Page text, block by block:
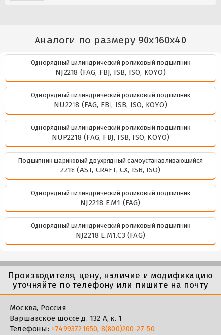
Аналоги по размеру 90x160x40
Однорядный цилиндрический роликовый подшипник
NJ2218 (FAG, FBJ, ISB, ISO, KOYO)
Однорядный цилиндрический роликовый подшипник
NU2218 (FAG, FBJ, ISB, ISO, KOYO)
Однорядный цилиндрический роликовый подшипник
NUP2218 (FAG, FBJ, ISB, ISO, KOYO)
Подшипник шариковый двухрядный самоустанавливающийся
2218 (AST, CRAFT, CX, ISB, ISO)
Однорядный цилиндрический роликовый подшипник
NJ2218 E.M1 (FAG)
Однорядный цилиндрический роликовый подшипник
NJ2218 E.M1.C3 (FAG)
Производителя, цену, наличие и модификацию
уточняйте по телефону или пишите на почту
Москва, Россия
Варшавское шоссе д. 132 А, к. 1
Телефоны: +74993721650, 8(800)200-27-50